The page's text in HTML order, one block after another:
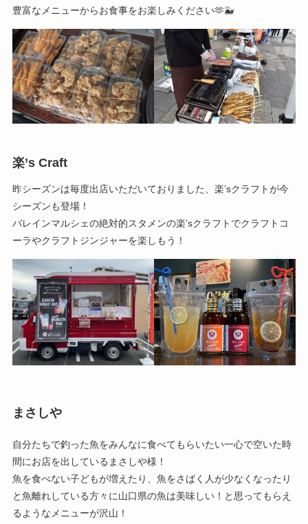
豊富なメニューからお食事をお楽しみください🫶🐳
楽’s Craft
昨シーズンは毎度出店いただいておりました、楽’sクラフトが今
シーズンも登場！
バレインマルシェの絶対的スタメンの楽’sクラフトでクラフトコ
ーラやクラフトジンジャーを楽しもう！
まさしや
自分たちで釣った魚をみんなに食べてもらいたい一心で空いた時
間にお店を出しているまさしや様！
魚を食べない子どもが増えたり、魚をさばく人が少なくなったり
と魚離れしている方々に山口県の魚は美味しい！と思ってもらえ
るようなメニューが沢山！